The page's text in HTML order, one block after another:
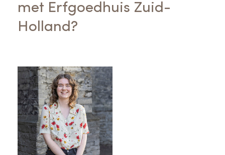
met Erfgoedhuis Zuid-
Holland?